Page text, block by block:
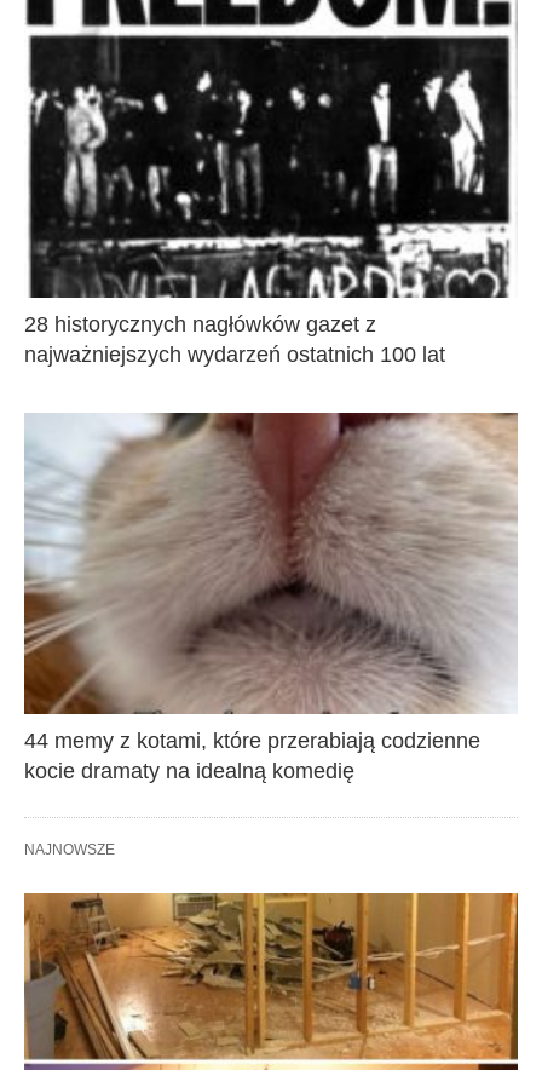
28 historycznych nagłówków gazet z
najważniejszych wydarzeń ostatnich 100 lat
44 memy z kotami, które przerabiają codzienne
kocie dramaty na idealną komedię
NAJNOWSZE